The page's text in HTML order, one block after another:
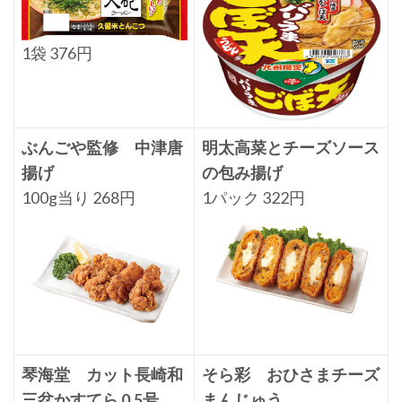
1袋 376円
ぶんごや監修 中津唐
揚げ
100g当り 268円
明太高菜とチーズソース
の包み揚げ
1パック 322円
琴海堂 カット長崎和
そら彩 おひさまチーズ